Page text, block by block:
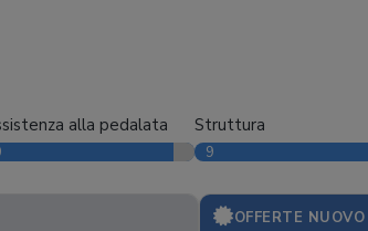
alla pedalata Struttura
9
OFFERTE NUOVO